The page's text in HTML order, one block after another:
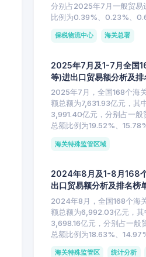
分别占2025年7月一般贸易
比例为0.39%、0.23%、
保税物流中心 海关总署
2025年7月及1-7月全国
等)进出口贸易额分析及排
2025年7月，全国168个海
额总额为7,631.93亿元，其
3,991.40亿元，分别占一般
总额比例为19.52%、
海关特殊监管区域
2024年8月及1-8月168
出口贸易额分析及排名榜
2024年8月，全国168个海
额总额为6,992.03亿元，
3,698.16亿元，分别占一般
总额比例为18.63%、
海关特殊监管区 统计分析